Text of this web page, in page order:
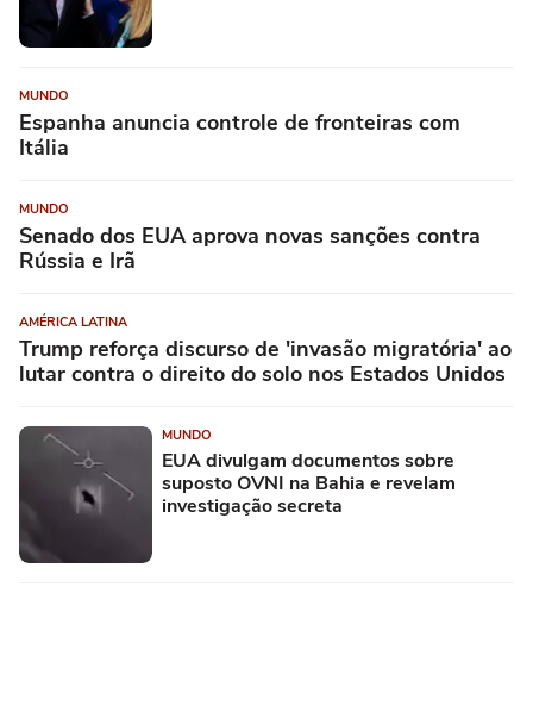
MUNDO
Espanha anuncia controle de fronteiras com
Itália
MUNDO
Senado dos EUA aprova novas sanções contra
Rússia e Irã
AMÉRICA LATINA
Trump reforça discurso de 'invasão migratória' ao
lutar contra o direito do solo nos Estados Unidos
MUNDO
EUA divulgam documentos sobre
suposto OVNI na Bahia e revelam
investigação secreta